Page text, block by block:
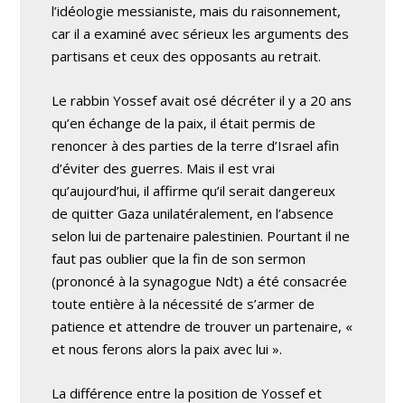
l’idéologie messianiste, mais du raisonnement,
car il a examiné avec sérieux les arguments des
partisans et ceux des opposants au retrait.
Le rabbin Yossef avait osé décréter il y a 20 ans
qu’en échange de la paix, il était permis de
renoncer à des parties de la terre d’Israel afin
d’éviter des guerres. Mais il est vrai
qu’aujourd’hui, il affirme qu’il serait dangereux
de quitter Gaza unilatéralement, en l’absence
selon lui de partenaire palestinien. Pourtant il ne
faut pas oublier que la fin de son sermon
(prononcé à la synagogue Ndt) a été consacrée
toute entière à la nécessité de s’armer de
patience et attendre de trouver un partenaire, «
et nous ferons alors la paix avec lui ».
La différence entre la position de Yossef et